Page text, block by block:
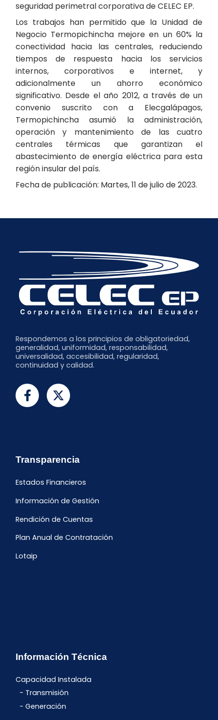
seguridad perimetral corporativa de CELEC EP.
Los trabajos han permitido que la Unidad de
Negocio Termopichincha mejore en un 60% la
conectividad hacia las centrales, reduciendo
tiempos de respuesta hacia los servicios
internos, corporativos e internet, y
adicionalmente un ahorro económico
significativo. Desde el año 2012, a través de un
convenio suscrito con a Elecgalápagos,
Termopichincha asumió la administración,
operación y mantenimiento de las cuatro
centrales térmicas que garantizan el
abastecimiento de energía eléctrica para esta
región insular del país.
Fecha de publicación: Martes, 11 de julio de 2023.
Respondemos a los principios de obligatoriedad,
generalidad, uniformidad, responsabilidad,
universalidad, accesibilidad, regularidad,
continuidad y calidad.
Transparencia
Estados Financieros
Información de Gestión
Rendición de Cuentas
Plan Anual de Contratación
Lotaip
Información Técnica
Capacidad Instalada
Transmisión
Generación